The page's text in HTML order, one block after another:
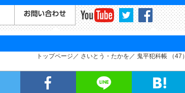
トップページ さいとう・たかを 鬼平犯科帳 （47）